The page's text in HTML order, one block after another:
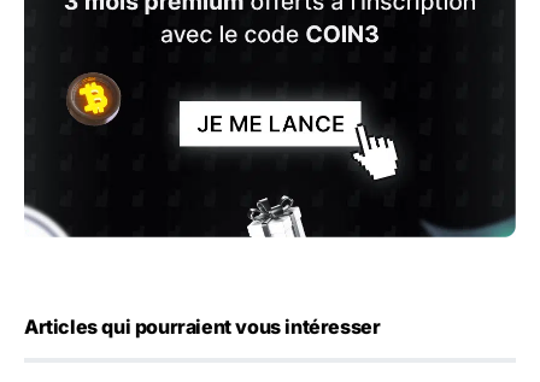
Articles qui pourraient vous intéresser